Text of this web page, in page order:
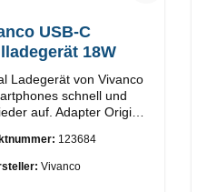
USB-C
18W
Ladegerät von Vivanco
schnell und
auf. Adapter Original
C Output: 18W Farbe:
Weiss
123684
Vivanco